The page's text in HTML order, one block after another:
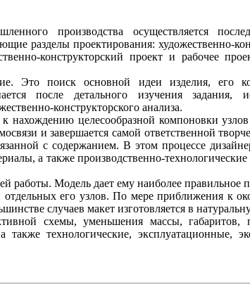
производства осуществляется
разделы проектирования: художественно-
конструкторский проект и рабочее
Это поиск основной идеи изделия, его
после детального изучения задания,
конструкторского анализа.
нахождению целесообразной компоновки
и завершается самой ответственной
с содержанием. В этом процессе
а также производственно-
Модель дает ему наиболее правильное
его узлов. По мере приближения к
случаев макет изготовляется в
схемы, уменьшения массы, габаритов,
технологические, эксплуатационные,